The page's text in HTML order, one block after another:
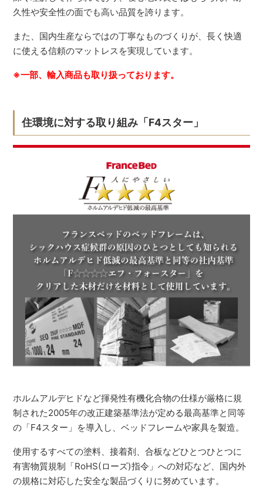
久性や安全性の面でも高い品質を誇ります。
また、国内生産ならではの丁寧なものづくりが、長く快適
に使える信頼のマットレスを実現しています。
※一部、輸入商品も取り扱っております。
住環境に対する取り組み「F4スター」
ホルムアルデヒドなど揮発性有機化合物の仕様が厳格に規
制された2005年の改正建築基準法が定める最高基準と同等
の「F4スター」を導入し、ベッドフレームや家具を製造。
使用するすべての塗料、接着剤、合板などひとつひとつに
有害物質規制「RoHS(ローズ)指令」への対応など、国内外
の規格に対応した安全な製品づくりに努めています。